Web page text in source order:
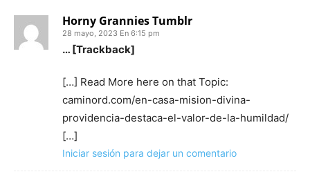
Horny Grannies Tumblr
28 mayo, 2023 En 6:15 pm
… [Trackback]
[…] Read More here on that Topic:
caminord.com/en-casa-mision-divina-
providencia-destaca-el-valor-de-la-humildad/
[…]
Iniciar sesión para dejar un comentario